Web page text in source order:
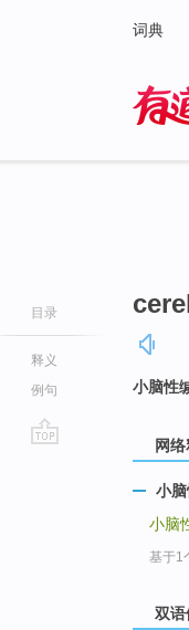
词典
目录
释义
例句
小脑性
网络
小
小脑
基于1
双语